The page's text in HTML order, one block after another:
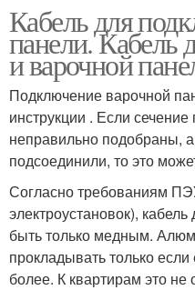
Кабель для
панели. Кабель
и варочной
Подключение варочной
инструкции . Если
неправильно подобраны,
подсоединили, то это
Согласно требованиям
электроустановок),
быть только медным.
прокладывать только
более. К квартирам это не